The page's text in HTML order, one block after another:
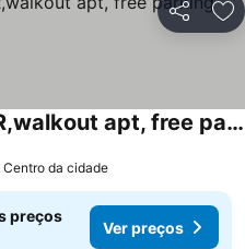
Partilhar
Cozy, brand-new, 2BDR,walkout apt, free parking
da cidade
preços
Ver preços